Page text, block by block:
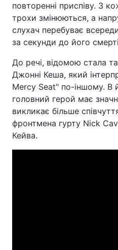
повторенні приспіву. З
трохи змінюються, а
слухач перебуває
за секунди до його
До речі, відомою стала
Джонні Кеша, який
Mercy Seat" по-іншому. В
головний герой має
викликає більше
фронтмена гурту Nick
Кейва.